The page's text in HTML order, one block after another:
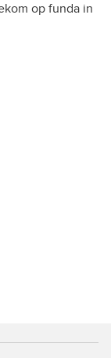
op funda in